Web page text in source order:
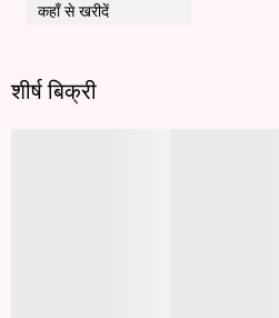
कहाँ से खरीदें
शीर्ष बिक्री